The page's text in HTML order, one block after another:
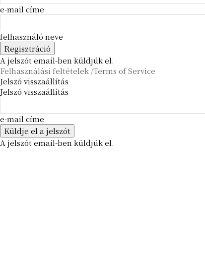
e-mail címe
felhasználó neve
A jelszót email-ben küldjük el.
Felhasználási feltételek /Terms of Service
Jelszó visszaállítás
Jelszó visszaállítás
e-mail címe
A jelszót email-ben küldjük el.